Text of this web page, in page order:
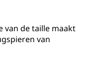
van de taille maakt
van